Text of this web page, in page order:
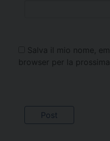
Salva il mio nome,
browser per la